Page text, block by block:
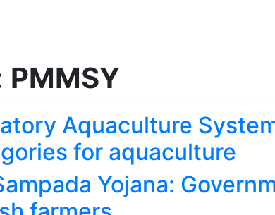
PMMSY
Aquaculture
for aquaculture
Yojana: